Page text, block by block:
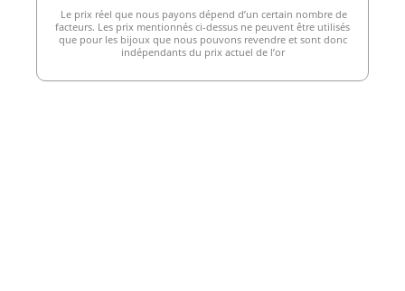
Le prix réel que nous payons dépend d’un certain nombre de
facteurs. Les prix mentionnés ci-dessus ne peuvent être utilisés
que pour les bijoux que nous pouvons revendre et sont donc
indépendants du prix actuel de l’or